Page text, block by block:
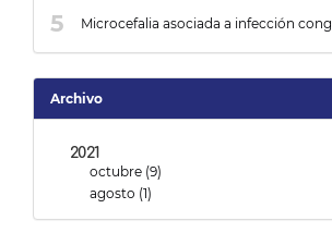
Microcefalia asociada a infección
Archivo
2021
octubre (9)
agosto (1)